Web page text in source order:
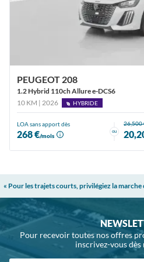
PEUGEOT 208
1.2 Hybrid 110ch Allure e-DCS6
10 KM | 2026
HYBRIDE
LOA sans apport dès
268 €/mois
ou
26,500
« Pour les trajets courts, privilégiez la
Pour recevoir toutes nos offres
inscrivez-vous